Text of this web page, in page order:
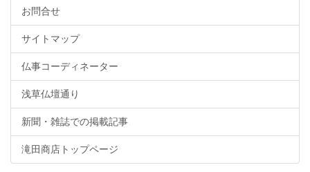
お問合せ
サイトマップ
仏事コーディネーター
浅草仏壇通り
新聞・雑誌での掲載記事
滝田商店トップページ